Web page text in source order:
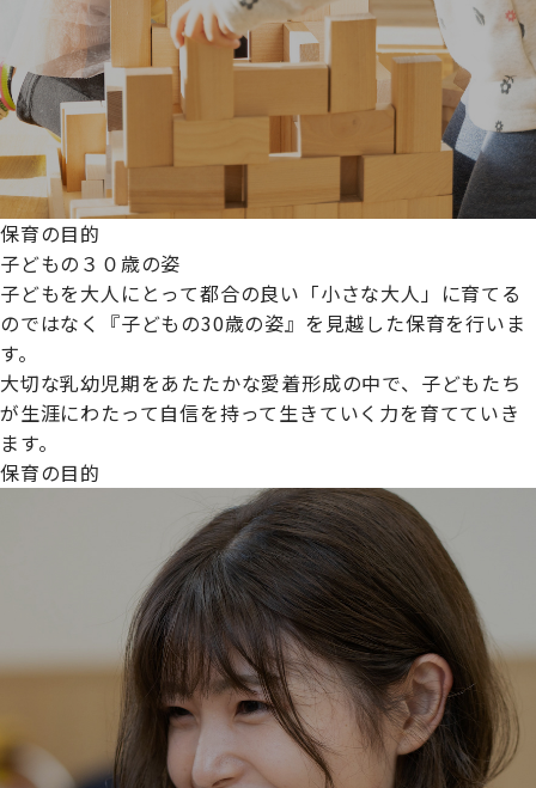
プライムスターほいくえんグループは女性が安心して働き
続けられる環境づくりに取り組んでおり、厚生労働省の
【えるぼし認定(☆☆)】
保育の目的
子どもの３０歳の姿
子どもを大人にとって都合の良い「小さな大人」に育てる
のではなく『子どもの30歳の姿』を見越した保育を行いま
す。
大切な乳幼児期をあたたかな愛着形成の中で、子どもたち
が生涯にわたって自信を持って生きていく力を育てていき
ます。
保育の目的